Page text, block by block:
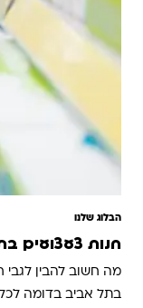
הבלוג שלנו
חנות צעצועים
מה חשוב להבין לגבי
בתל אביב בדומה